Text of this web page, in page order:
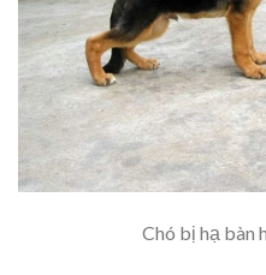
Chó bị hạ bàn